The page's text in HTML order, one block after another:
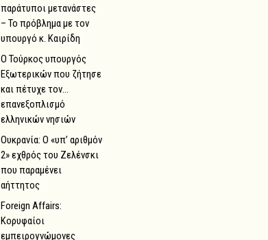
παράτυποι μετανάστες
– Το πρόβλημα με τον
υπουργό κ. Καιρίδη
Ο Τούρκος υπουργός
Εξωτερικών που ζήτησε
και πέτυχε τον…
επανεξοπλισμό
ελληνικών νησιών
Ουκρανία: Ο «υπ’ αριθμόν
2» εχθρός του Ζελένσκι
που παραμένει
αήττητος
Foreign Affairs:
Κορυφαίοι
εμπειρογνώμονες